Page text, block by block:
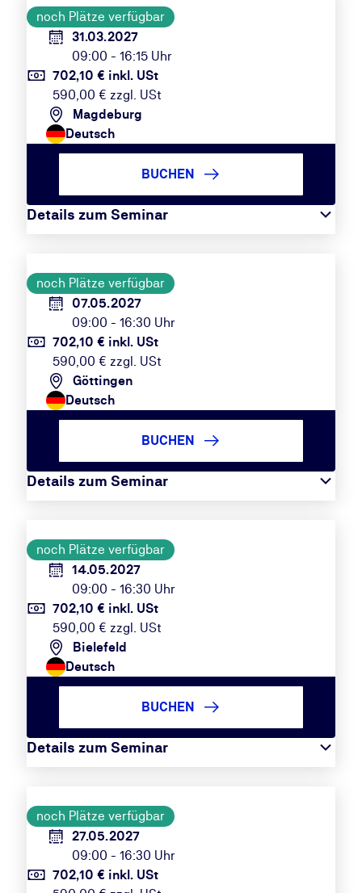
noch Plätze verfügbar
31.03.2027
09:00 - 16:15 Uhr
702,10 € inkl. USt
590,00 € zzgl. USt
Magdeburg
Deutsch
Details zum Seminar
BUCHEN
noch Plätze verfügbar
07.05.2027
09:00 - 16:30 Uhr
702,10 € inkl. USt
590,00 € zzgl. USt
Göttingen
Deutsch
Details zum Seminar
BUCHEN
noch Plätze verfügbar
14.05.2027
09:00 - 16:30 Uhr
702,10 € inkl. USt
590,00 € zzgl. USt
Bielefeld
Deutsch
Details zum Seminar
BUCHEN
noch Plätze verfügbar
27.05.2027
09:00 - 16:30 Uhr
702,10 € inkl. USt